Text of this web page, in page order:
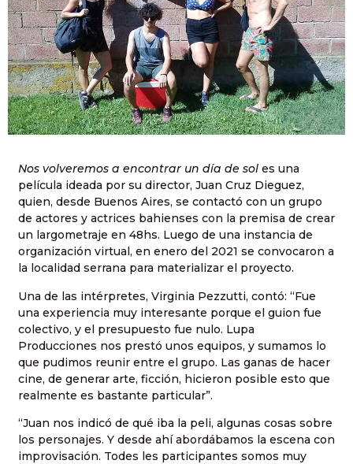
Nos volveremos a encontrar un día de sol es una
película ideada por su director, Juan Cruz Dieguez,
quien, desde Buenos Aires, se contactó con un grupo
de actores y actrices bahienses con la premisa de crear
un largometraje en 48hs. Luego de una instancia de
organización virtual, en enero del 2021 se convocaron a
la localidad serrana para materializar el proyecto.
Una de las intérpretes, Virginia Pezzutti, contó: “Fue
una experiencia muy interesante porque el guion fue
colectivo, y el presupuesto fue nulo. Lupa
Producciones nos prestó unos equipos, y sumamos lo
que pudimos reunir entre el grupo. Las ganas de hacer
cine, de generar arte, ficción, hicieron posible esto que
realmente es bastante particular”.
“Juan nos indicó de qué iba la peli, algunas cosas sobre
los personajes. Y desde ahí abordábamos la escena con
improvisación. Todes les participantes somos muy